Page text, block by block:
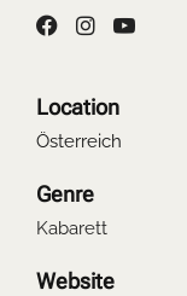
Location
Österreich
Genre
Kabarett
Website